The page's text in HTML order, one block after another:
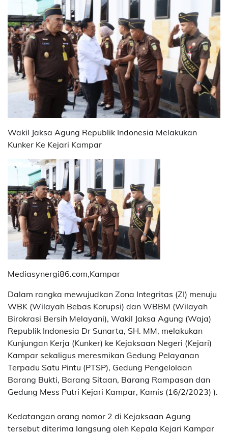
Wakil Jaksa Agung Republik Indonesia Melakukan
Kunker Ke Kejari Kampar
Mediasynergi86.com,Kampar
Dalam rangka mewujudkan Zona Integritas (ZI) menuju
WBK (Wilayah Bebas Korupsi) dan WBBM (Wilayah
Birokrasi Bersih Melayani), Wakil Jaksa Agung (Waja)
Republik Indonesia Dr Sunarta, SH. MM, melakukan
Kunjungan Kerja (Kunker) ke Kejaksaan Negeri (Kejari)
Kampar sekaligus meresmikan Gedung Pelayanan
Terpadu Satu Pintu (PTSP), Gedung Pengelolaan
Barang Bukti, Barang Sitaan, Barang Rampasan dan
Gedung Mess Putri Kejari Kampar, Kamis (16/2/2023) ).
Kedatangan orang nomor 2 di Kejaksaan Agung
tersebut diterima langsung oleh Kepala Kejari Kampar